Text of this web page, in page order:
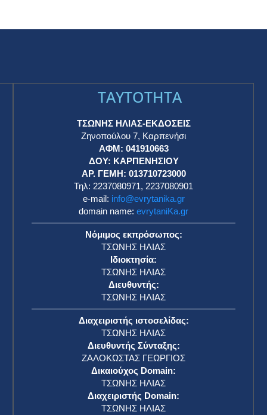
TAYTOTHTA
ΤΣΩΝΗΣ ΗΛΙΑΣ-ΕΚΔΟΣΕΙΣ
Ζηνοπούλου 7, Καρπενήσι
ΑΦΜ: 041910663
ΔΟΥ: ΚΑΡΠΕΝΗΣΙΟΥ
ΑΡ. ΓΕΜΗ: 013710723000
Τηλ: 2237080971, 2237080901
e-mail: info@evrytanika.gr
domain name: evrytaniKa.gr
Νόμιμος εκπρόσωπος:
ΤΣΩΝΗΣ ΗΛΙΑΣ
Ιδιοκτησία:
ΤΣΩΝΗΣ ΗΛΙΑΣ
Διευθυντής:
ΤΣΩΝΗΣ ΗΛΙΑΣ
Διαχειριστής ιστοσελίδας:
ΤΣΩΝΗΣ ΗΛΙΑΣ
Διευθυντής Σύνταξης:
ΖΑΛΟΚΩΣΤΑΣ ΓΕΩΡΓΙΟΣ
Δικαιούχος Domain:
ΤΣΩΝΗΣ ΗΛΙΑΣ
Διαχειριστής Domain:
ΤΣΩΝΗΣ ΗΛΙΑΣ